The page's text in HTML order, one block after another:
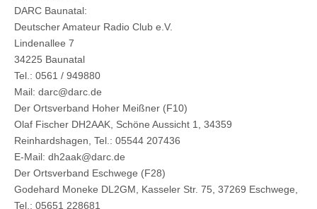
DARC Baunatal:
Deutscher Amateur Radio Club e.V.
Lindenallee 7
34225 Baunatal
Tel.: 0561 / 949880
Mail: darc@darc.de
Der Ortsverband Hoher Meißner (F10)
Olaf Fischer DH2AAK, Schöne Aussicht 1, 34359
Reinhardshagen, Tel.: 05544 207436
E-Mail: dh2aak@darc.de
Der Ortsverband Eschwege (F28)
Godehard Moneke DL2GM, Kasseler Str. 75, 37269 Eschwege,
Tel.: 05651 228681